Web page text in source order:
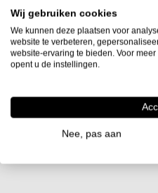
Wij gebruiken cookies
We kunnen deze plaatsen voor
website te verbeteren,
website-ervaring te bieden. Voor
opent u de instellingen.
Nee, pas aan